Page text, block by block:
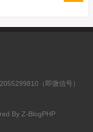
（即微信号）
By Z-BlogPHP